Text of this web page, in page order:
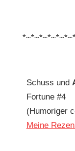
Schuss und
Fortune #4
(Humoriger
Meine